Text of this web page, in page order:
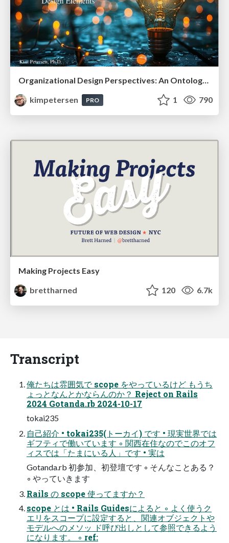
kimpetersen
PRO 1 790
Making Projects Easy
brettharned
120 6.7k
Transcript
俺たちは雰囲気で scope をやっているけど もうち
ょっとなんとかならんのか？ Reject on Rails
2024 Gotanda.rb 2024-10-17
tokai235
自己紹介 • tokai235(トーカイ) です • 現実世界では
ギフティで働いています ◦ 関西在住なのでこのオフ
ィスでは「たまにいる人」です • 実は
Gotanda.rb 初参加、初登壇です ◦ そんなことある？
◦ やっていきます
Rails の scope 使ってますか？
scope とは • Rails Guidesによると ◦ よく使うク
エリをスコープに設定すると、関連オブジェクトや
モデルへのメソッ ド呼び出しとして参照できるよう
になります。 ◦ ref: